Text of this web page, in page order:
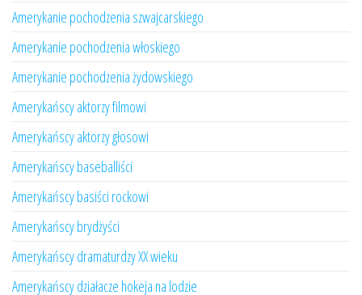
Amerykanie pochodzenia szwajcarskiego
Amerykanie pochodzenia włoskiego
Amerykanie pochodzenia żydowskiego
Amerykańscy aktorzy filmowi
Amerykańscy aktorzy głosowi
Amerykańscy baseballiści
Amerykańscy basiści rockowi
Amerykańscy brydżyści
Amerykańscy dramaturdzy XX wieku
Amerykańscy działacze hokeja na lodzie